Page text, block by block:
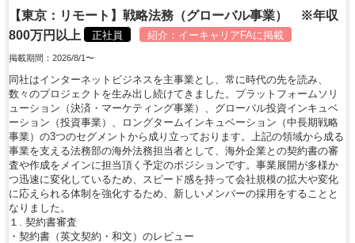
【東京：リモート】戦略法務（グローバル事業） ※年収
800万円以上
正社員 紹介： イーキャリアFAに掲載
掲載期間：2026/8/1〜
同社はインターネットビジネスを主事業とし、常に時代の先を読み、
数々のプロジェクトを生み出し続けてきました。プラットフォームソリ
ューション（決済・マーケティング事業）、グローバル投資インキュベ
ーション（投資事業）、ロングタームインキュベーション（中長期戦略
事業）の3つのセグメントから成り立っております。上記の領域から成る
事業を支える法務部の海外法務担当者として、海外企業との契約書の審
査や作成をメインに担当頂く予定のポジションです。事業展開が多様か
つ迅速に変化しているため、スピード感を持って会社規模の拡大や変化
に応えられる体制を強化するため、新しいメンバーの採用をすることと
なりました。
１. 契約書審査
・契約書（英文契約・和文）のレビュー